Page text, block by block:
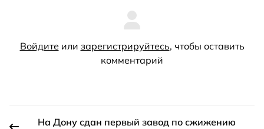
Войдите или зарегистрируйтесь, чтобы оставить
комментарий
На Дону сдан первый завод по сжижению